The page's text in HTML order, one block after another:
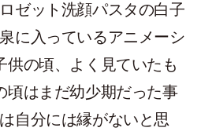
ゼット洗顔パスタの白子
に入っているアニメーシ
供の頃、よく見ていたも
頃はまだ幼少期だった事
自分には縁がないと思